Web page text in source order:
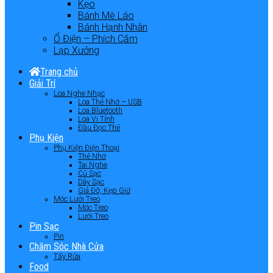
Kẹo
Bánh Mè Láo
Bánh Hạnh Nhân
Ổ Điện – Phích Cắm
Lạp Xưởng
Trang chủ
Giải Trí
Loa Nghe Nhạc
Loa Thẻ Nhớ – USB
Loa Bluetooth
Loa Vi Tính
Đầu Đọc Thẻ
Phụ Kiện
Phụ Kiện Điện Thoại
Thẻ Nhớ
Tai Nghe
Củ Sạc
Dây Sạc
Giá Đỡ, Kẹp Giữ
Móc Lưới Treo
Móc Treo
Lưới Treo
Pin Sạc
Pin
Chăm Sóc Nhà Cửa
Tẩy Rửa
Food